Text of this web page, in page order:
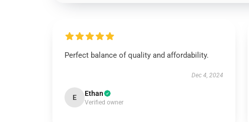
Perfect balance of quality and affordability.
Dec 4, 2024
E Ethan
Verified owner